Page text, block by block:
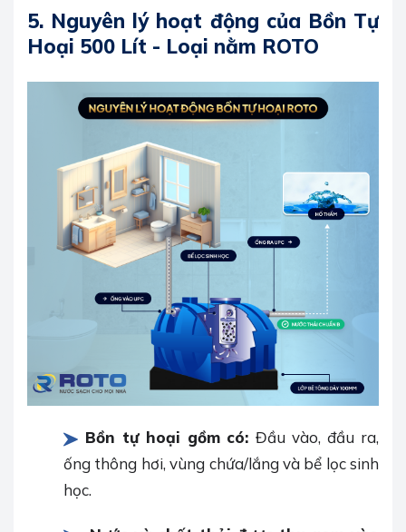
5. Nguyên lý hoạt động của Bồn Tự
Hoại 500 Lít - Loại nằm ROTO
Bồn tự hoại gồm có:Đầu vào, đầu ra,
ống thông hơi, vùng chứa/lắng và bể lọc sinh
học.